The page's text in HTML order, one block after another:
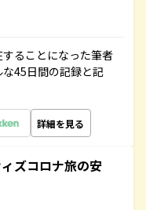
ることになった筆者
45日間の記録と記
詳細を見る
ズコロナ旅の安